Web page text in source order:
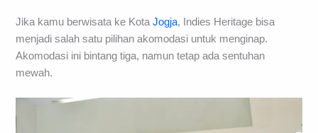
Jika kamu berwisata ke KotaJogja, Indies Heritage bisa
menjadi salah satu pilihan akomodasi untuk menginap.
Akomodasi ini bintang tiga, namun tetap ada sentuhan
mewah.